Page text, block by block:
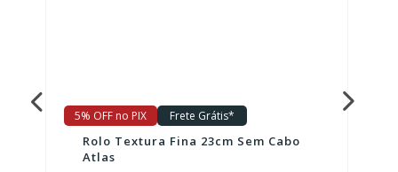
5% OFF no PIX Frete Grátis*
Rolo Textura Fina 23cm Sem Cabo
Atlas